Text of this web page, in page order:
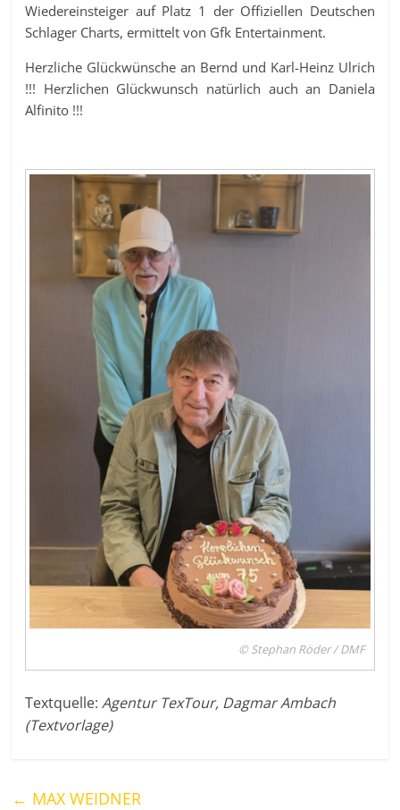
Wiedereinsteiger auf Platz 1 der Offiziellen Deutschen
Schlager Charts, ermittelt von Gfk Entertainment.
Herzliche Glückwünsche an Bernd und Karl-Heinz Ulrich
!!! Herzlichen Glückwunsch natürlich auch an Daniela
Alfinito !!!
© Stephan Röder / DMF
Textquelle:Agentur TexTour, Dagmar Ambach
(Textvorlage)
← MAX WEIDNER